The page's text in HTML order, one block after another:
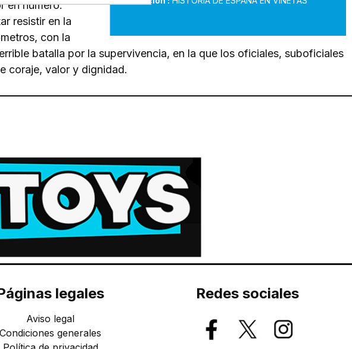
en número.
resistir en la
con la
batalla por la supervivencia, en la que los oficiales, suboficiales
coraje, valor y dignidad.
legales
Aviso legal
Condiciones generales
Redes sociales